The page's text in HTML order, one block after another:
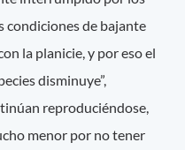
condiciones de bajante
la planicie, y por eso el
disminuye”,
reproduciéndose,
menor por no tener